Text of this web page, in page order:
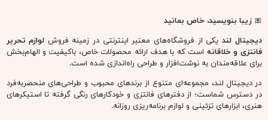
🎀زیبا بنویسید، خاص بمانید
دیجیتال لند یکی از فروشگاه‌های معتبر اینترنتی در زمینه فروش لوازم تحریر
فانتزی و خلاقانه است که با هدف ارائه محصولات خاص، باکیفیت و الهام‌بخش
برای علاقه‌مندان به نوشت‌افزار و طراحی راه‌اندازی شده است.
در دیجیتال لند، مجموعه‌ای متنوع از برندهای محبوب و طراحی‌های منحصربه‌فرد
در دسترس شماست؛ از دفترهای فانتزی و خودکارهای رنگی گرفته تا استیکرهای
هنری، ابزارهای تزئینی و لوازم برنامه‌ریزی روزانه.